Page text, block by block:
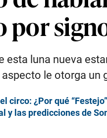
por
esta luna nueva
le otorga un
circo: ¿Por qué
y las predicciones de